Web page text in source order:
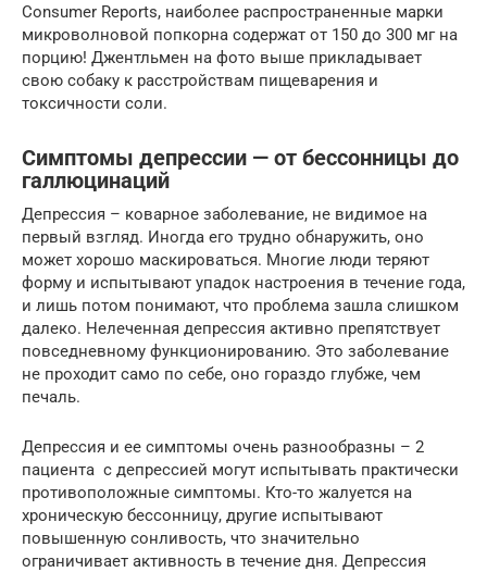
Consumer Reports, наиболее распространенные марки
микроволновой попкорна содержат от 150 до 300 мг на
порцию! Джентльмен на фото выше прикладывает
свою собаку к расстройствам пищеварения и
токсичности соли.
Симптомы депрессии — от бессонницы до
галлюцинаций
Депрессия – коварное заболевание, не видимое на
первый взгляд. Иногда его трудно обнаружить, оно
может хорошо маскироваться. Многие люди теряют
форму и испытывают упадок настроения в течение года,
и лишь потом понимают, что проблема зашла слишком
далеко. Нелеченная депрессия активно препятствует
повседневному функционированию. Это заболевание
не проходит само по себе, оно гораздо глубже, чем
печаль.
Депрессия и ее симптомы очень разнообразны – 2
пациента с депрессией могут испытывать практически
противоположные симптомы. Кто-то жалуется на
хроническую бессонницу, другие испытывают
повышенную сонливость, что значительно
ограничивает активность в течение дня. Депрессия